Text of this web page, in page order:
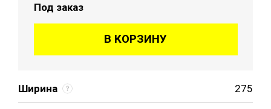
Ширина 275
Под заказ
В КОРЗИНУ